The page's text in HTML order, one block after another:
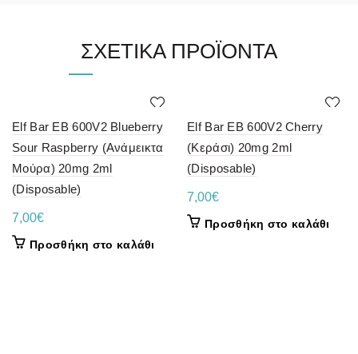
ΣΧΕΤΙΚΆ ΠΡΟΪΌΝΤΑ
Elf Bar EB 600V2 Blueberry
Sour Raspberry (Ανάμεικτα
Μούρα) 20mg 2ml
(Disposable)
7,00€
Προσθήκη στο καλάθι
Elf Bar EB 600V2 Cherry
(Κεράσι) 20mg 2ml
(Disposable)
7,00€
Προσθήκη στο καλάθι